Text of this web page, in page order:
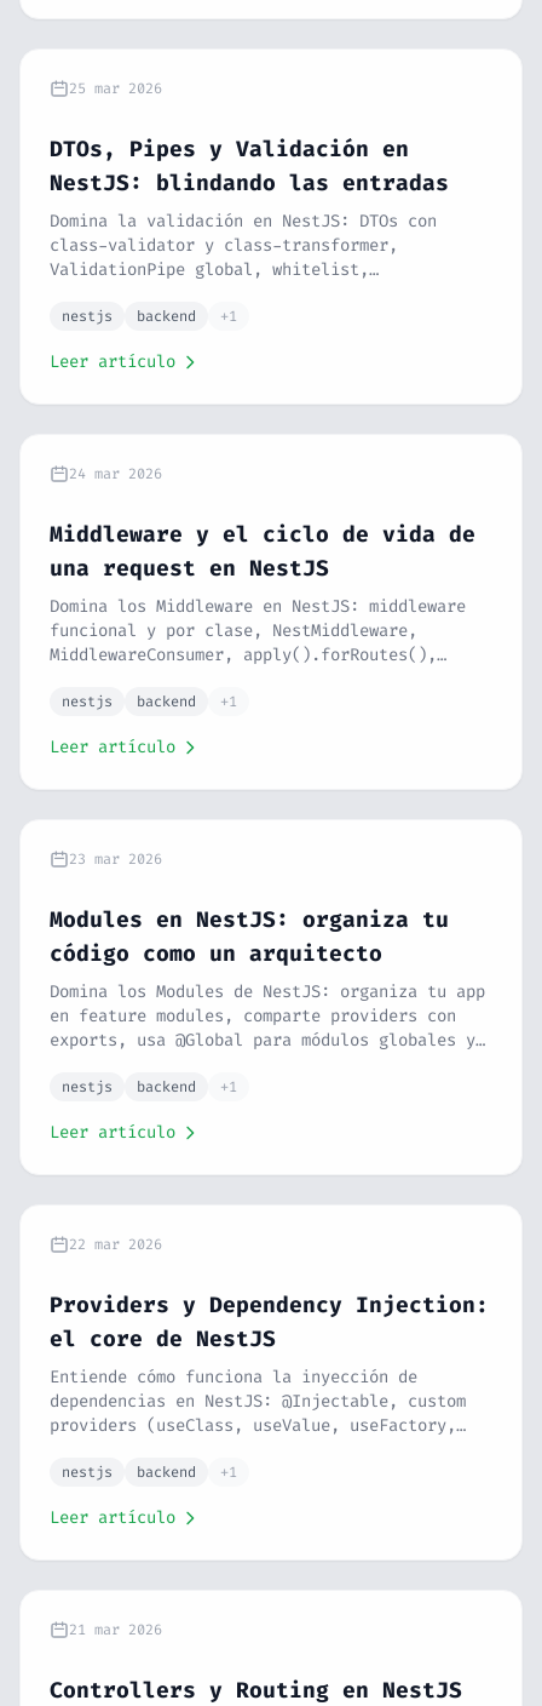
25 mar 2026
DTOs, Pipes y Validación en
NestJS: blindando las entradas
Domina la validación en NestJS: DTOs con
class-validator y class-transformer,
ValidationPipe global, whitelist,
ParseUUIDPipe, custom pipes y mapped types.
nestjs backend +1
Leer artículo
24 mar 2026
Middleware y el ciclo de vida de
una request en NestJS
Domina los Middleware en NestJS: middleware
funcional y por clase, NestMiddleware,
MiddlewareConsumer, apply().forRoutes(),
vida completo de una request. Serie NestJS
nestjs backend +1
Leer artículo
23 mar 2026
Modules en NestJS: organiza tu
código como un arquitecto
Domina los Modules de NestJS: organiza tu app
en feature modules, comparte providers con
exports, usa @Global para módulos globales y
forRootAsync(). Serie NestJS #4.
nestjs backend +1
Leer artículo
22 mar 2026
Providers y Dependency Injection:
el core de NestJS
Entiende cómo funciona la inyección de
dependencias en NestJS: @Injectable, custom
providers (useClass, useValue, useFactory,
NestJS resuelve el árbol de dependencias.
nestjs backend +1
Leer artículo
21 mar 2026
Controllers y Routing en NestJS